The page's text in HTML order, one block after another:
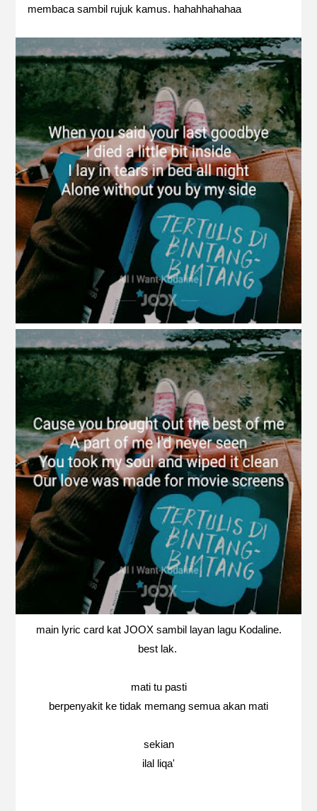
membaca sambil rujuk kamus. hahahhahahaa
main lyric card kat JOOX sambil layan lagu Kodaline.
best lak.
mati tu pasti
berpenyakit ke tidak memang semua akan mati
sekian
ilal liqa'